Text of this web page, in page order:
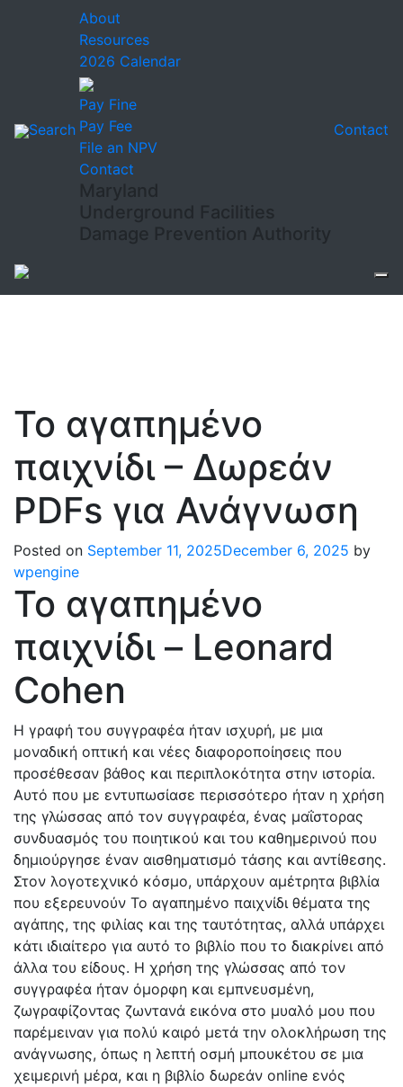
Search
About
Resources
2026 Calendar
Pay Fine
Pay Fee
File an NPV
Contact
Maryland
Underground Facilities
Damage Prevention Authority
Contact
Το αγαπημένο
παιχνίδι – Δωρεάν
PDFs για Ανάγνωση
Posted on September 11, 2025December 6, 2025 by
wpengine
Το αγαπημένο
παιχνίδι – Leonard
Cohen
Η γραφή του συγγραφέα ήταν ισχυρή, με μια
μοναδική οπτική και νέες διαφοροποίησεις που
προσέθεσαν βάθος και περιπλοκότητα στην ιστορία.
Αυτό που με εντυπωσίασε περισσότερο ήταν η χρήση
της γλώσσας από τον συγγραφέα, ένας μαΐστορας
συνδυασμός του ποιητικού και του καθημερινού που
δημιούργησε έναν αισθηματισμό τάσης και αντίθεσης.
Στον λογοτεχνικό κόσμο, υπάρχουν αμέτρητα βιβλία
που εξερευνούν Το αγαπημένο παιχνίδι θέματα της
αγάπης, της φιλίας και της ταυτότητας, αλλά υπάρχει
κάτι ιδιαίτερο για αυτό το βιβλίο που το διακρίνει από
άλλα του είδους. Η χρήση της γλώσσας από τον
συγγραφέα ήταν όμορφη και εμπνευσμένη,
ζωγραφίζοντας ζωντανά εικόνα στο μυαλό μου που
παρέμειναν για πολύ καιρό μετά την ολοκλήρωση της
ανάγνωσης, όπως η λεπτή οσμή μπουκέτου σε μια
χειμερινή μέρα, και η βιβλίο δωρεάν online ενός